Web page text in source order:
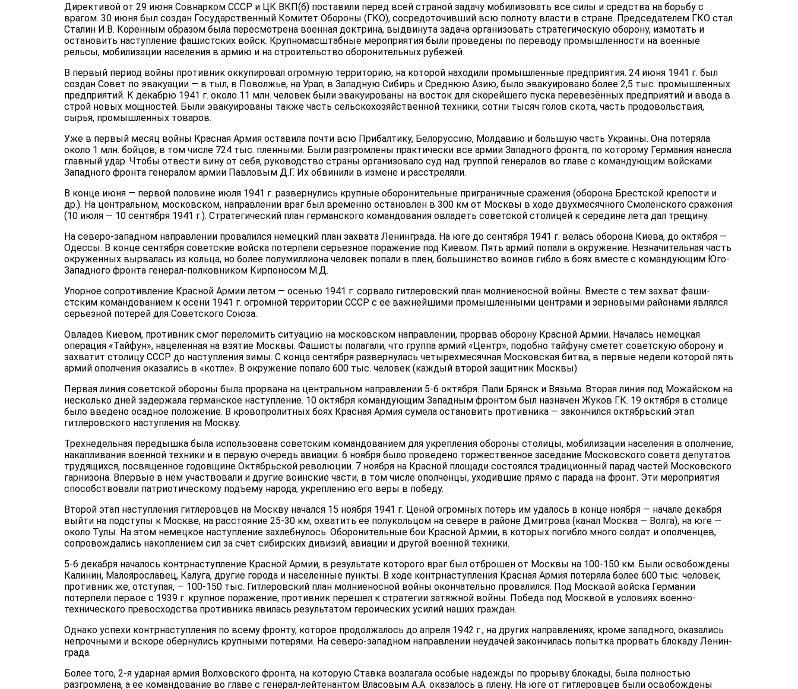
Директивой от 29 июня Совнарком СССР и ЦК ВКП(б) поставили перед всей страной задачу мобилизовать все силы и средства на борьбу с
врагом. 30 июня был создан Государст­венный Комитет Обороны (ГКО), сосредоточивший всю полноту вла­сти в стране. Председа­телем ГКО стал
Сталин И.В. Коренным образом была пересмотрена военная доктри­на, выдвинута задача организовать стратегическую оборону, измотать и
остановить наступление фашистских войск. Крупномасштабные ме­роприятия были проведены по переводу промышленности на воен­ные
рельсы, мобилизации населения в армию и на строительство оборонительных рубежей.
В первый период войны противник оккупировал огромную территорию, на которой находили промышленные предприятия. 24 июня 1941 г. был
создан Совет по эвакуации — в тыл, в Поволжье, на Урал, в Западную Сибирь и Среднюю Азию, было эвакуировано более 2,5 тыс. промышленных
предприятий. К декабрю 1941 г. около 11 млн. человек были эвакуированы на восток для скорейшего пуска перевезённых предприятий и ввода в
строй новых мощностей. Были эвакуированы также часть сельскохозяйственной техники, сотни тысяч голов скота, часть продовольствия,
сырья, промышленных товаров.
Уже в первый месяц войны Красная Армия оставила по­чти всю Прибалтику, Белоруссию, Молдавию и большую часть Украины. Она потеряла
около 1 млн. бойцов, в том числе 724 тыс. пленными. Были разгромлены практически все армии Западного фронта, по которому Германия нанесла
главный удар. Чтобы отвести вину от себя, руковод­ство страны организовало суд над группой генера­лов во главе с командующим войсками
Западного фронта генералом армии Павловым Д.Г. Их обвинили в измене и расстреляли.
В конце июня — первой половине июля 1941 г. развернулись крупные оборонительные приграничные сражения (оборона Брест­ской крепости и
др.). На центральном, московском, направлении враг был вре­менно остановлен в 300 км от Москвы в ходе двухмесячного Смоленского сражения
(10 июля — 10 сентября 1941 г.). Стра­тегический план германского командования овладеть советс­кой столицей к середине лета дал трещину.
На северо-западном на­правлении провалился немецкий план захвата Ленинграда. На юге до сентября 1941 г. велась оборона Киева, до октября —
Одессы. В конце сентября советские войска потерпели серьезное по­ражение под Киевом. Пять армий попали в окружение. Не­значительная часть
окруженных вырвалась из кольца, но более полумиллиона человек попали в плен, большинство воинов гибло в боях вместе с командующим Юго-
Западного фронта генерал-полковником Кирпоносом М.Д.
Упор­ное сопротивление Красной Армии летом — осенью 1941 г. сорвало гитлеровский план молниеносной войны. Вместе с тем захват фаши­
стским командованием к осени 1941 г. огромной территории СССР с ее важнейшими промышленными центрами и зерновыми районами являлся
серьезной потерей для Советского Союза.
Овладев Киевом, противник смог переломить ситуацию на московском направлении, прорвав оборону Красной Армии. Началась немецкая
операция «Тайфун», нацеленная на взятие Москвы. Фашисты полагали, что группа армий «Центр», подобно тайфуну сметет советскую оборону и
захватит столицу СССР до наступления зимы. С конца сентября развернулась четырехмесяч­ная Московская битва, в первые недели которой пять
армий ополчения оказались в «котле». В окружение попало 600 тыс. человек (каждый второй защитник Москвы).
Первая линия советской обороны была прорвана на центральном направлении 5-6 октября. Пали Брянск и Вязьма. Вторая линия под Можайском на
несколько дней задержала германское наступление. 10 октября командующим Западным фронтом был назначен Жу­ков Г.К. 19 октября в столице
было введено осадное положение. В крово­пролитных боях Красная Армия сумела остановить противника — за­кончился октябрьский этап
гитлеровского наступления на Москву.
Трехнедельная передышка была использована советским командо­ванием для укрепления обороны столицы, мобилизации населения в ополчение,
накапливания военной техники и в первую очередь авиа­ции. 6 ноября было проведено торжественное заседание Московского совета депутатов
трудящихся, посвященное годовщине Октябрьской революции. 7 ноября на Красной площади состоялся традиционный парад частей Московского
гарнизона. Впервые в нем участвовали и другие воинские части, в том числе ополченцы, уходившие прямо с парада на фронт. Эти мероприятия
способствовали патриотическому подъему народа, укреплению его веры в победу.
Второй этап наступления гитлеровцев на Москву начался 15 но­ября 1941 г. Ценой огромных потерь им удалось в конце нояб­ря — начале декабря
выйти на подступы к Москве, на расстояние 25-30 км, охватить ее по­лукольцом на севере в районе Дмитрова (канал Москва — Волга), на юге —
около Тулы. На этом немецкое наступление захлебнулось. Оборонительные бои Красной Армии, в которых погибло много сол­дат и ополченцев,
сопровождались накоплением сил за счет сибир­ских дивизий, авиации и другой военной техники.
5-6 декабря на­чалось контрнаступление Красной Армии, в результате которого враг был отброшен от Москвы на 100-150 км. Были освобождены
Кали­нин, Малоярославец, Калуга, другие города и населенные пункты. В ходе контрнаступления Красная Армия потеряла бо­лее 600 тыс. человек;
противник же, отступая, — 100-150 тыс. Гитлеровский план молниеносной войны окончательно провалился. Под Москвой войска Германии
потерпели первое с 1939 г. крупное поражение, противник перешел к стратегии затяжной войны. Победа под Москвой в условиях военно-
технического пре­восходства противника явилась результатом героических усилий наших граждан.
Однако успехи контрнаступления по всему фронту, ко­торое продолжалось до апреля 1942 г., на других направле­ниях, кроме западного, оказались
непрочными и вскоре обер­нулись крупными потерями. На северо-западном направле­нии неудачей закончилась попытка прорвать блокаду Ленин­
града.
Более того, 2-я ударная армия Волховского фронта, на которую Ставка возлагала особые надежды по прорыву блокады, была полностью
разгромлена, а ее командование во главе с гене­рал-лейтенантом Власовым А.А. оказалось в плену. На юге от гитлеровцев были освобождены